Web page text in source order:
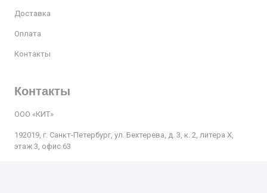
Доставка
Оплата
Контакты
Контакты
ООО «КИТ»
192019, г. Санкт-Петербург, ул. Бехтерева, д. 3, к. 2, литера Х,
этаж 3, офис 63